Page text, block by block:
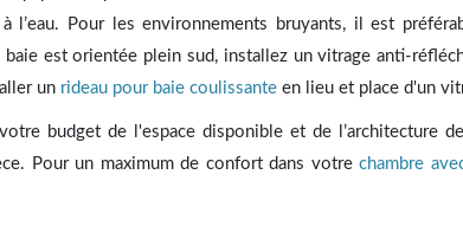
l’eau. Pour les environnements bruyants, il est
est orientée plein sud, installez un vitrage anti-
un rideau pour baie coulissante en lieu et place d'un
budget de l'espace disponible et de l’architecture
Pour un maximum de confort dans votrechambre